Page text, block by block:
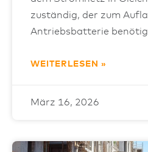
zuständig, der zum
Antriebsbatterie
WEITERLESEN »
März 16, 2026